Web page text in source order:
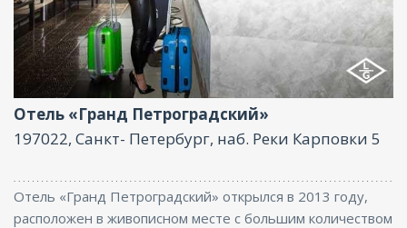
Ресторан, Бар, Парковка, Интернет, Бизнес-центр,
Конференц-зал
Отель «Гранд Петроградский»
197022, Санкт- Петербург, наб. Реки Карповки 5
Отель «Гранд Петроградский» открылся в 2013 году,
расположен в живописном месте с большим количеством